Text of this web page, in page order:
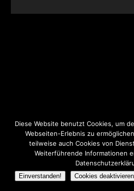
Diese Website benutzt Cookies, um
Webseiten-Erlebnis zu
teilweise auch Cookies von
Weiterführende Informationen
Einverstanden! Cookies deaktivieren